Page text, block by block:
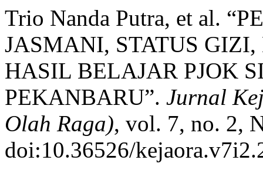
Trio Nanda Putra, et al.
JASMANI, STATUS
HASIL BELAJAR PJOK
PEKANBARU”. Jurnal
Olah Raga), vol. 7, no. 2,
doi:10.36526/